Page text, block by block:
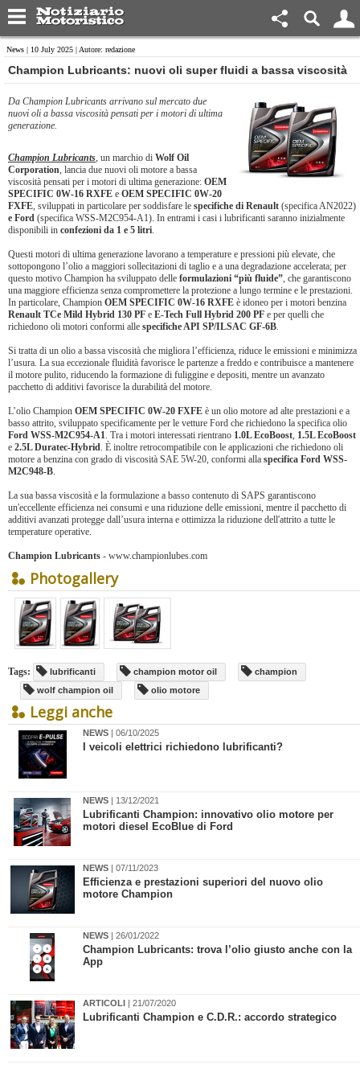
News | 10 July 2025 | Autore: redazione
Champion Lubricants: nuovi oli super fluidi a bassa viscosità
Da Champion Lubricants arrivano sul mercato due
nuovi oli a bassa viscosità pensati per i motori di ultima
generazione.
Champion Lubricants, un marchio di Wolf Oil
Corporation, lancia due nuovi oli motore a bassa
viscosità pensati per i motori di ultima generazione: OEM
SPECIFIC 0W-16 RXFE e OEM SPECIFIC 0W-20
FXFE, sviluppati in particolare per soddisfare le specifiche di Renault (specifica AN2022)
e Ford (specifica WSS-M2C954-A1). In entrami i casi i lubrificanti saranno inizialmente
disponibili in confezioni da 1 e 5 litri.
Questi motori di ultima generazione lavorano a temperature e pressioni più elevate, che
sottopongono l’olio a maggiori sollecitazioni di taglio e a una degradazione accelerata; per
questo motivo Champion ha sviluppato delle formulazioni “più fluide”, che garantiscono
una maggiore efficienza senza compromettere la protezione a lungo termine e le prestazioni.
In particolare, Champion OEM SPECIFIC 0W-16 RXFE è idoneo per i motori benzina
Renault TCe Mild Hybrid 130 PF e E-Tech Full Hybrid 200 PF e per quelli che
richiedono oli motori conformi alle specifiche API SP/ILSAC GF-6B.
Si tratta di un olio a bassa viscosità che migliora l’efficienza, riduce le emissioni e minimizza
l’usura. La sua eccezionale fluidità favorisce le partenze a freddo e contribuisce a mantenere
il motore pulito, riducendo la formazione di fuliggine e depositi, mentre un avanzato
pacchetto di additivi favorisce la durabilità del motore.
L’olio Champion OEM SPECIFIC 0W-20 FXFE è un olio motore ad alte prestazioni e a
basso attrito, sviluppato specificamente per le vetture Ford che richiedono la specifica olio
Ford WSS-M2C954-A1. Tra i motori interessati rientrano 1.0L EcoBoost, 1.5L EcoBoost
e 2.5L Duratec-Hybrid. È inoltre retrocompatibile con le applicazioni che richiedono oli
motore a benzina con grado di viscosità SAE 5W-20, conformi alla specifica Ford WSS-
M2C948-B.
La sua bassa viscosità e la formulazione a basso contenuto di SAPS garantiscono
un'eccellente efficienza nei consumi e una riduzione delle emissioni, mentre il pacchetto di
additivi avanzati protegge dall’usura interna e ottimizza la riduzione dell'attrito a tutte le
temperature operative.
Champion Lubricants - www.championlubes.com
Photogallery
Tags: lubrificanti champion motor oil
champion
wolf champion oil
olio motore
Leggi anche
NEWS | 06/10/2025
​I veicoli elettrici richiedono lubrificanti?
NEWS | 13/12/2021
Lubrificanti Champion: innovativo olio motore per
motori diesel EcoBlue di Ford
NEWS | 07/11/2023
​Efficienza e prestazioni superiori del nuovo olio
motore Champion
NEWS | 26/01/2022
​Champion Lubricants: trova l’olio giusto anche con la
App
ARTICOLI | 21/07/2020
Lubrificanti Champion e C.D.R.: accordo strategico